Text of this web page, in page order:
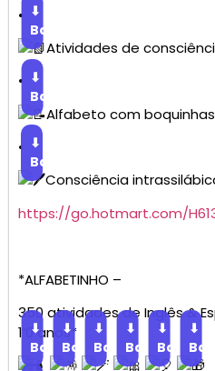
• ⬇
Baixar
Atividades de
• ⬇
Baixar
Alfabeto com boquinhas
• ⬇
Baixar
Consciência
https://go.hotmart.com/
*ALFABETINHO –
350 atividades de Inglês &
1’0 anos*
⬇
Baixar
⬇
Baixar
⬇
Baixar
⬇
Baixar
⬇
Baixar
⬇